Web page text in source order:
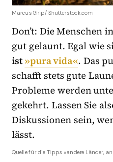
Marcus Grip/ Shutterstock.com
Don’t: Die Menschen
gut gelaunt. Egal wie
ist»pura vida«. Das
schafft stets gute
Probleme werden
gekehrt. Lassen Sie
Diskussionen sein,
lässt.
Quelle für die Tipps »andere Länder,